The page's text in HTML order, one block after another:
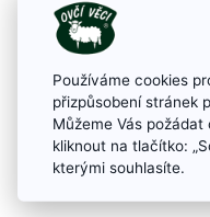
Používáme cookies
přizpůsobení stránek
Můžeme Vás
kliknout na tlačítko:
kterými souhlasíte.